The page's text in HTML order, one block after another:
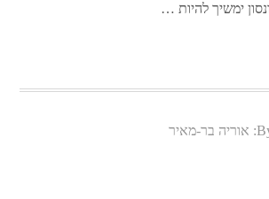
ימשיך להיות …
אוריה בר-מאיר